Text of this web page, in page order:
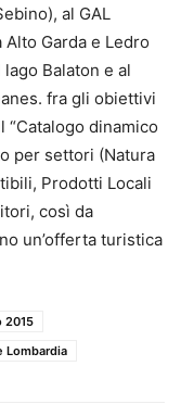
al GAL
Garda e Ledro
Balaton e al
fra gli obiettivi
dinamico
per settori (Natura
Prodotti Locali
così da
un’offerta turistica
2015
Lombardia